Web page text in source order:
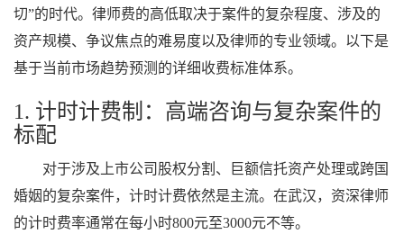
切”的时代。律师费的高低取决于案件的复杂程度、涉及的
资产规模、争议焦点的难易度以及律师的专业领域。以下是
基于当前市场趋势预测的详细收费标准体系。
1. 计时计费制：高端咨询与复杂案件的
标配
对于涉及上市公司股权分割、巨额信托资产处理或跨国
婚姻的复杂案件，计时计费依然是主流。在武汉，资深律师
的计时费率通常在每小时800元至3000元不等。